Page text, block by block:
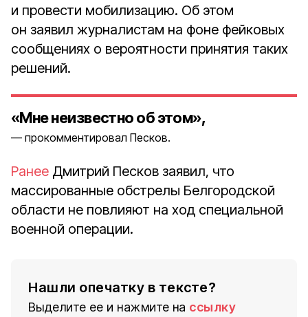
и провести мобилизацию. Об этом
он заявил журналистам на фоне фейковых
сообщениях о вероятности принятия таких
решений.
«Мне неизвестно об этом»,
прокомментировал Песков.
Ранее Дмитрий Песков заявил, что
массированные обстрелы Белгородской
области не повлияют на ход специальной
военной операции.
Нашли опечатку в тексте?
Выделите ее и нажмите на ссылку